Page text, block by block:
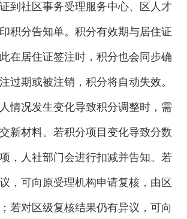
到社区事务受理服务中心、区人才
积分告知单。积分有效期与居住证
在居住证签注时，积分也会同步确
过期或被注销，积分将自动失效。
况发生变化导致积分调整时，需
新材料。若积分项目变化导致分数
，人社部门会进行扣减并告知。若
，可向原受理机构申请复核，由区
若对区级复核结果仍有异议，可向